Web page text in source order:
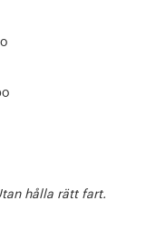
hålla rätt fart.